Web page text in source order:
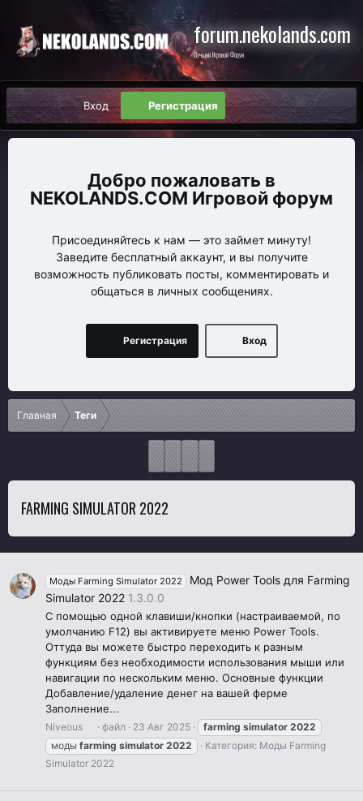
forum.nekolands.com
Лучший Игровой Форум
Вход Регистрация
NEKOLANDS.COM Игровой форум
Присоединяйтесь к нам — это займет минуту!
Заведите бесплатный аккаунт, и вы получите
возможность публиковать посты, комментировать и
общаться в личных сообщениях.
Вход
Регистрация
Главная Теги
FARMING SIMULATOR 2022
Моды Farming Simulator 2022
Мод Power Tools для Farming
Simulator 2022 1.3.0.0
С помощью одной клавиши/кнопки (настраиваемой, по
умолчанию F12) вы активируете меню Power Tools.
Оттуда вы можете быстро переходить к разным
функциям без необходимости использования мыши или
навигации по нескольким меню. Основные функции
Добавление/удаление денег на вашей ферме
Заполнение...
Niveous файл 23 Авг 2025 farming simulator 2022
моды farming simulator 2022 Категория: Моды Farming
Simulator 2022